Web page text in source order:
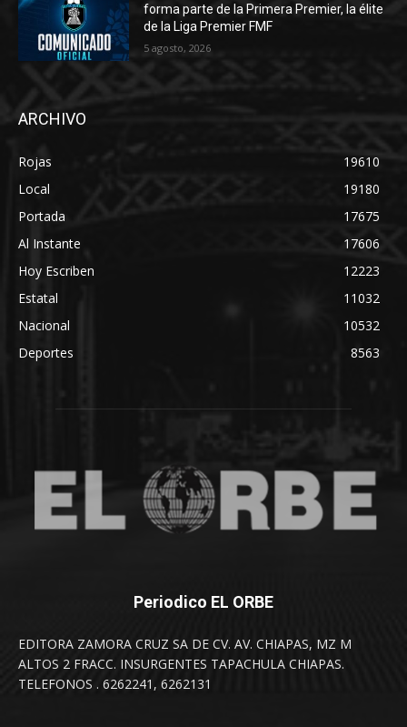
forma parte de la Primera Premier, la élite
de la Liga Premier FMF
5 agosto, 2026
ARCHIVO
Rojas
19610
Local
19180
Portada
17675
Al Instante
17606
Hoy Escriben
12223
Estatal
11032
Nacional
10532
Deportes
8563
Periodico EL ORBE
EDITORA ZAMORA CRUZ SA DE CV. AV. CHIAPAS, MZ M
ALTOS 2 FRACC. INSURGENTES TAPACHULA CHIAPAS.
TELEFONOS . 6262241, 6262131